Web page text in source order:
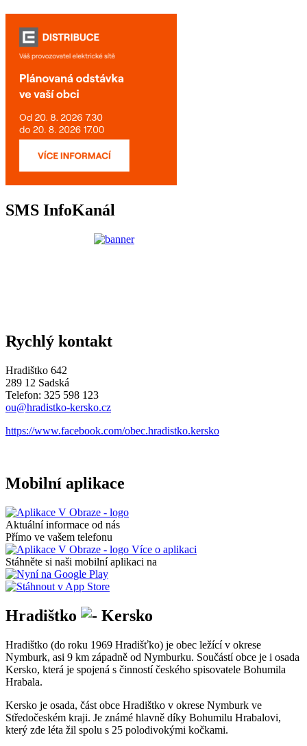
SMS InfoKanál
Rychlý kontakt
Hradištko 642
289 12 Sadská
Telefon: 325 598 123
ou@hradistko-kersko.cz
https://www.facebook.com/obec.hradistko.kersko
Mobilní aplikace
Aktuální informace od nás
Přímo ve vašem telefonu
Více o aplikaci
Stáhněte si naši mobilní aplikaci na
Hradištko Kersko
Hradištko (do roku 1969 Hradišťko) je obec ležící v okrese
Nymburk, asi 9 km západně od Nymburku. Součástí obce je i osada
Kersko, která je spojená s činností českého spisovatele Bohumila
Hrabala.
Kersko je osada, část obce Hradištko v okrese Nymburk ve
Středočeském kraji. Je známé hlavně díky Bohumilu Hrabalovi,
který zde léta žil spolu s 25 polodivokými kočkami.